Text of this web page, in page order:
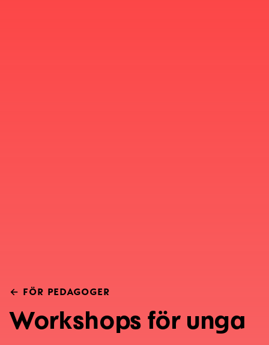
← FÖR PEDAGOGER
Workshops för unga